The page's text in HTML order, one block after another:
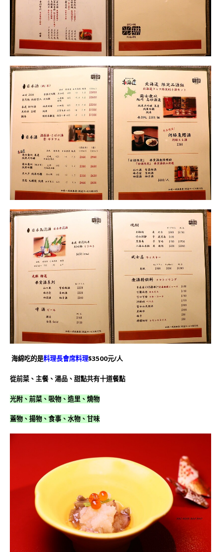
海綿吃的是料理長會席料理$3500元/人
從前菜、主餐、湯品、甜點共有十道餐點
光附、前菜、吸物、造里、燒物
蓋物、揚物、食事、水物、甘味